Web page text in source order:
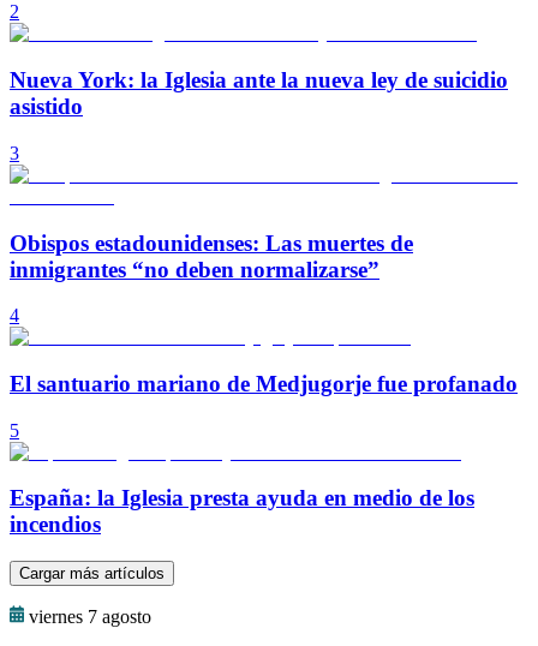
2
Nueva York: la Iglesia ante la nueva ley de suicidio
asistido
3
Obispos estadounidenses: Las muertes de
inmigrantes “no deben normalizarse”
4
El santuario mariano de Medjugorje fue profanado
5
España: la Iglesia presta ayuda en medio de los
incendios
Cargar más artículos
viernes 7 agosto